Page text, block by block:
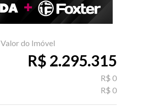
Valor do Imóvel
R$ 2.295.315
R$ 0
R$ 0